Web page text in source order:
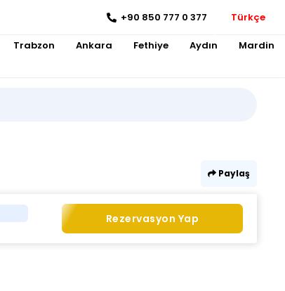
+90 850 777 0 377 Türkçe
Trabzon Ankara Fethiye Aydın Mardin
Paylaş
Rezervasyon Yap